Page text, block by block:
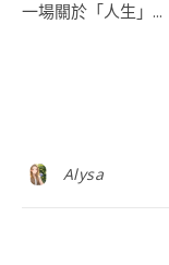
一場關於「人生」...
Alysa